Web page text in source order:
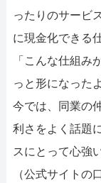
ったりのサービ
に現金化できる
「こんな仕組み
っと形になった
今では、同業の
利さをよく話題
スにとって心強
（公式サイトの